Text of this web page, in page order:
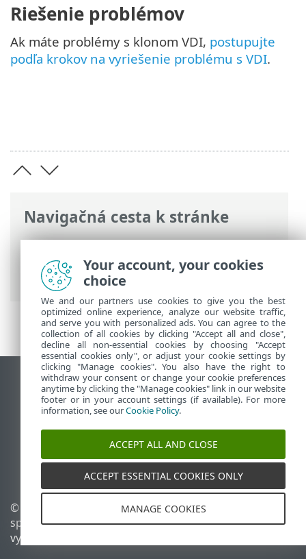
Navigačná cesta k stránke
ESET Online pomocník>ESET PROTECT
On-Prem
>Začíname> VDI, klonovanie a
detekcia hardvéru
Riešenie problémov
Ak máte problémy s klonom VDI, postupujte
podľa krokov na vyriešenie problému s VDI.
Zobraziť stránku ako na počítači
End of Life
Databáza znalostí ESET
ESET Fórum
ESET Status Portal
Technická podpora
© 1992 - 2026 ESET,
spol. s r. o. Všetky práva
vyhradené.
Spravovať súbory cookie
Zásady používania súborov
Your account, your cookies
choice
We and our partners use cookies to give you the best
optimized online experience, analyze our website traffic,
and serve you with personalized ads. You can agree to the
collection of all cookies by clicking "Accept all and close",
decline all non-essential cookies by choosing "Accept
essential cookies only", or adjust your cookie settings by
clicking "Manage cookies". You also have the right to
withdraw your consent or change your cookie preferences
anytime by clicking the "Manage cookies" link in our website
footer or in your account settings (if available). For more
information, see ourCookie Policy.
ACCEPT ALL AND CLOSE
ACCEPT ESSENTIAL COOKIES ONLY
MANAGE COOKIES